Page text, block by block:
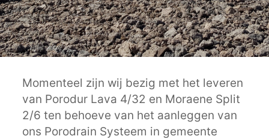
Momenteel zijn wij bezig met het leveren
van Porodur Lava 4/32 en Moraene Split
2/6 ten behoeve van het aanleggen van
ons Porodrain Systeem in gemeente